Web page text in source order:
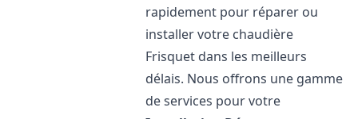
rapidement pour réparer ou
installer votre chaudière
Frisquet dans les meilleurs
délais. Nous offrons une gamme
de services pour votre